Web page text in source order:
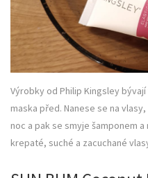
Výrobky od Philip Kingsley
maska před. Nanese se na
noc a pak se smyje šamponem
krepaté, suché a zacuchané